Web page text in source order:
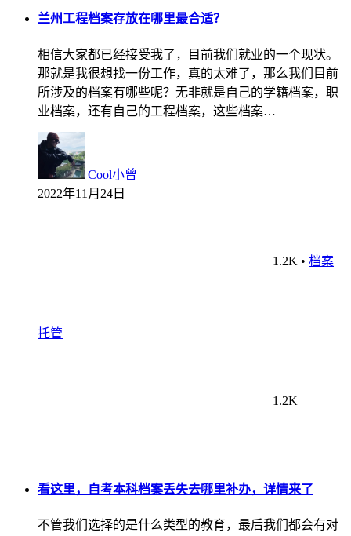
兰州工程档案存放在哪里最合适？
相信大家都已经接受我了，目前我们就业的一个现状。
那就是我很想找一份工作，真的太难了，那么我们目前
所涉及的档案有哪些呢？无非就是自己的学籍档案，职
业档案，还有自己的工程档案，这些档案…
Cool小曾
2022年11月24日
1.2K • 档案
托管
1.2K
看这里，自考本科档案丢失去哪里补办，详情来了
不管我们选择的是什么类型的教育，最后我们都会有对